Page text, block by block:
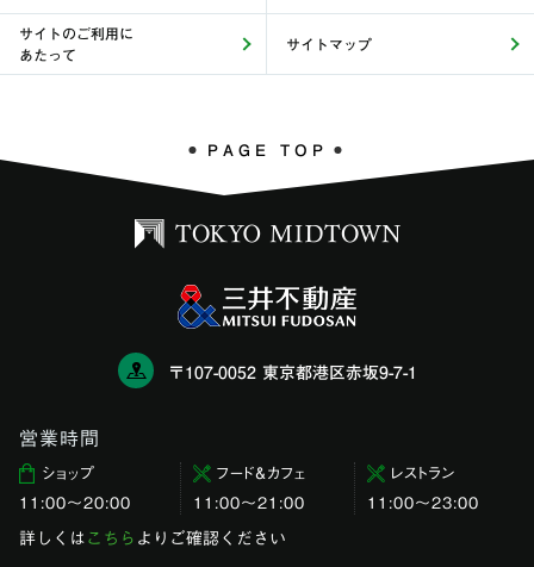
サイトのご利用に
あたって
サイトマップ
PAGE TOP
〒107-0052 東京都港区赤坂9-7-1
営業時間
ショップ
11:00〜20:00
フード＆カフェ
11:00～21:00
レストラン
11:00〜23:00
詳しくは こちら よりご確認ください